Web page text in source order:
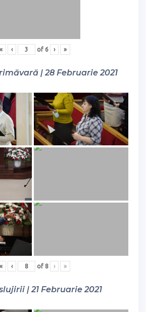
« ‹ of 6 › »
| 28 Februarie 2021
« ‹ of 8 › »
| 21 Februarie 2021